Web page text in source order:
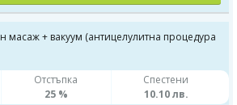
масаж + вакуум (антицелулитна процедура
Отстъпка
25 %
Спестени
10.10 лв.